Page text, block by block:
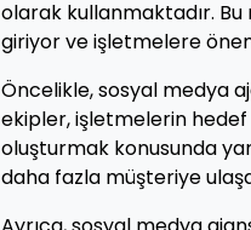
olarak kullanmaktadır.
giriyor ve işletmelere
Öncelikle, sosyal medya
ekipler, işletmelerin
oluşturmak konusunda
daha fazla müşteriye